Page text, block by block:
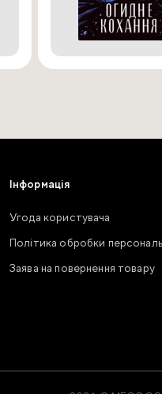
Інформація
Угода користувача
Політика обробки
Заява на повернення товару